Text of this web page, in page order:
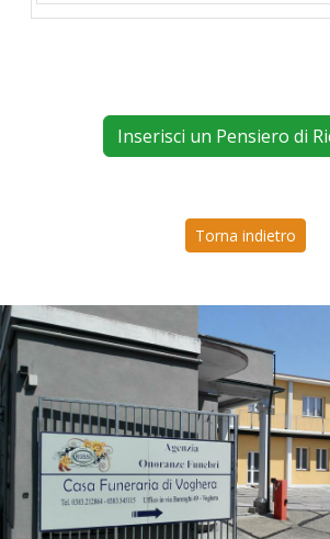
Inserisci un Pensiero di
Torna indietro